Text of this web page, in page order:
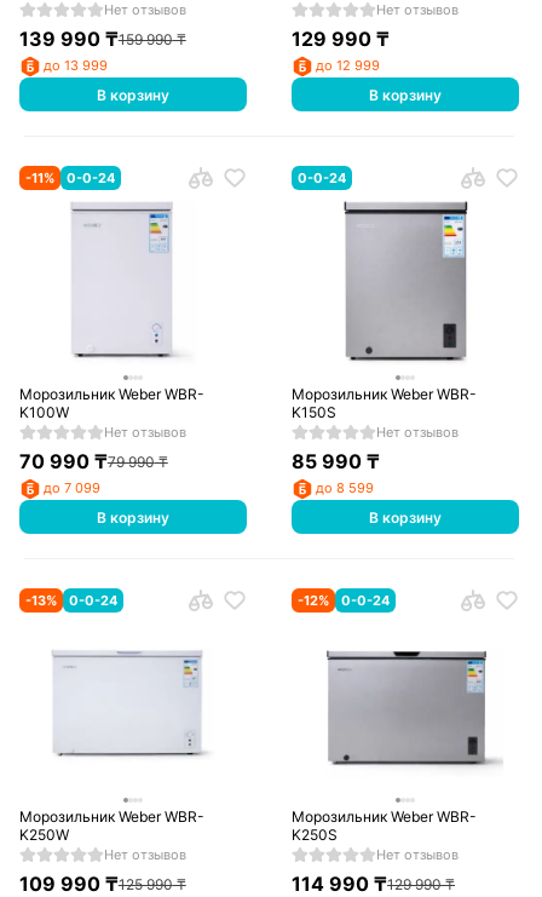
Нет отзывов
139 990₸159 990₸
до 13 999
В корзину
Нет отзывов
129 990 ₸
до 12 999
В корзину
-11% 0-0-24
Морозильник Weber WBR-
K100W
Нет отзывов
70 990₸79 990₸
до 7 099
В корзину
0-0-24
Морозильник Weber WBR-
K150S
Нет отзывов
85 990 ₸
до 8 599
В корзину
-13% 0-0-24
Морозильник Weber WBR-
K250W
Нет отзывов
109 990₸125 990₸
-12% 0-0-24
Морозильник Weber WBR-
K250S
Нет отзывов
114 990 ₸129 990₸